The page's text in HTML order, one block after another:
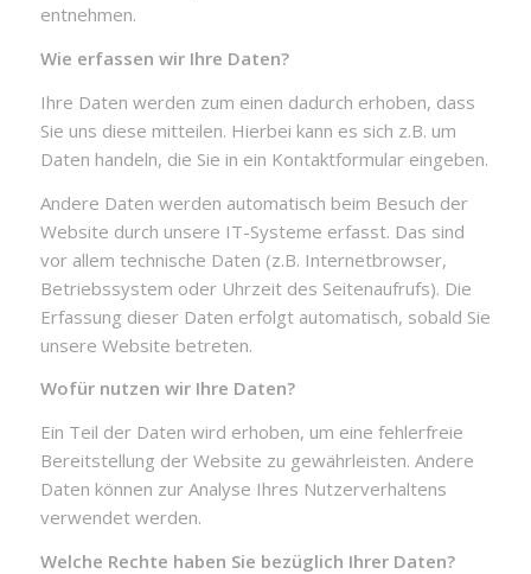
entnehmen.
Wie erfassen wir Ihre Daten?
Ihre Daten werden zum einen dadurch erhoben, dass
Sie uns diese mitteilen. Hierbei kann es sich z.B. um
Daten handeln, die Sie in ein Kontaktformular eingeben.
Andere Daten werden automatisch beim Besuch der
Website durch unsere IT-Systeme erfasst. Das sind
vor allem technische Daten (z.B. Internetbrowser,
Betriebssystem oder Uhrzeit des Seitenaufrufs). Die
Erfassung dieser Daten erfolgt automatisch, sobald Sie
unsere Website betreten.
Wofür nutzen wir Ihre Daten?
Ein Teil der Daten wird erhoben, um eine fehlerfreie
Bereitstellung der Website zu gewährleisten. Andere
Daten können zur Analyse Ihres Nutzerverhaltens
verwendet werden.
Welche Rechte haben Sie bezüglich Ihrer Daten?